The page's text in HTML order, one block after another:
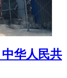
华人民共